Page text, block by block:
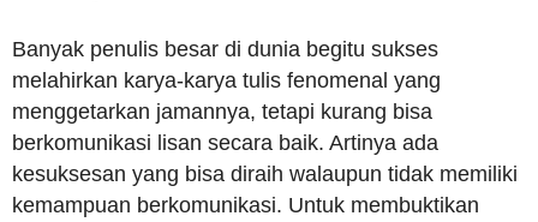
Banyak penulis besar di dunia begitu sukses
melahirkan karya-karya tulis fenomenal yang
menggetarkan jamannya, tetapi kurang bisa
berkomunikasi lisan secara baik. Artinya ada
kesuksesan yang bisa diraih walaupun tidak memiliki
kemampuan berkomunikasi. Untuk membuktikan